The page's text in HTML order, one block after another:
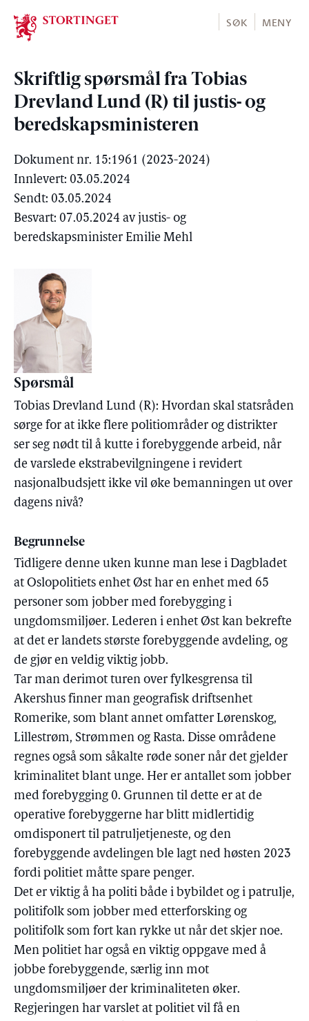
Stortinget.no
SØK MENY
Skriftlig spørsmål fra Tobias
Drevland Lund (R) til justis- og
beredskapsministeren
Dokument nr. 15:1961 (2023-2024)
Innlevert: 03.05.2024
Sendt: 03.05.2024
Besvart: 07.05.2024 av justis- og
beredskapsminister Emilie Mehl
Spørsmål
Tobias Drevland Lund (R): Hvordan skal statsråden
sørge for at ikke flere politiområder og distrikter
ser seg nødt til å kutte i forebyggende arbeid, når
de varslede ekstrabevilgningene i revidert
nasjonalbudsjett ikke vil øke bemanningen ut over
dagens nivå?
Begrunnelse
Tidligere denne uken kunne man lese i Dagbladet
at Oslopolitiets enhet Øst har en enhet med 65
personer som jobber med forebygging i
ungdomsmiljøer. Lederen i enhet Øst kan bekrefte
at det er landets største forebyggende avdeling, og
de gjør en veldig viktig jobb.
Tar man derimot turen over fylkesgrensa til
Akershus finner man geografisk driftsenhet
Romerike, som blant annet omfatter Lørenskog,
Lillestrøm, Strømmen og Rasta. Disse områdene
regnes også som såkalte røde soner når det gjelder
kriminalitet blant unge. Her er antallet som jobber
med forebygging 0. Grunnen til dette er at de
operative forebyggerne har blitt midlertidig
omdisponert til patruljetjeneste, og den
forebyggende avdelingen ble lagt ned høsten 2023
fordi politiet måtte spare penger.
Det er viktig å ha politi både i bybildet og i patrulje,
politifolk som jobber med etterforsking og
politifolk som fort kan rykke ut når det skjer noe.
Men politiet har også en viktig oppgave med å
jobbe forebyggende, særlig inn mot
ungdomsmiljøer der kriminaliteten øker.
Regjeringen har varslet at politiet vil få en